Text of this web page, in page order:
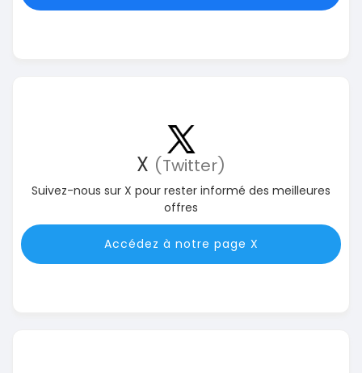
X (Twitter)
Suivez-nous sur X pour rester informé des meilleures
offres
Accédez à notre page X